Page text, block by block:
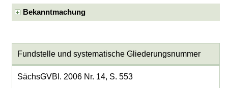
Bekanntmachung
Fundstelle und systematische Gliederungsnummer
SächsGVBl. 2006 Nr. 14, S. 553